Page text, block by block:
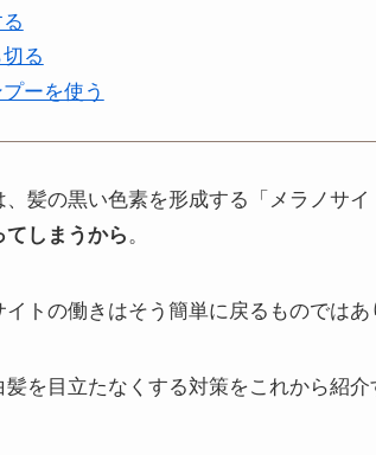
る
ーを使う
髪の黒い色素を形成する「メラノサ
しまうから。
トの働きはそう簡単に戻るものではあ
を目立たなくする対策をこれから紹